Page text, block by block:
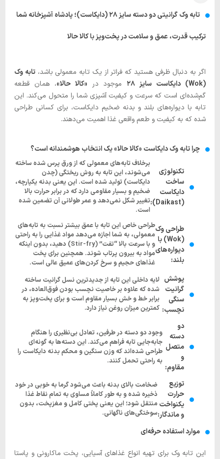
تابه وک گرانیتی دو دسته سایز ۲۸ (دایکاست)؛ پادشاه آشپزخانه شما
ترکیب قدرت، عمق و سلامت در پخت‌وپز با کالا حالا
اگر به دنبال ظرفی هستید که فراتر از یک تابه معمولی باشد،تابه وک
(Wok) دایکاست سایز ۲۸
موجود در «کالا حالا»، همان قطعه
گم‌شده‌ای است که سرعت و کیفیت آشپزی شما را متحول می‌کند. این
تابه با دیواره‌های بلند و بدنه ضخیم دایکاست، برای کسانی طراحی
شده که به کیفیت و طعم واقعی غذا اهمیت می‌دهند.
چرا تابه وک دایکاست «کالا حالا» یک انتخاب هوشمندانه است؟
تکنولوژی
ساخت
دایکاست
(Daikast):
برخلاف تابه‌های معمولی که از ورق پرس شده ساخته
می‌شوند، این تابه به روش ریختگی (چدن
دایکاست) تولید شده است. این یعنی بدنه یکپارچه،
ضخیم و بسیار مقاومی دارد که در برابر حرارت بالا
تغییر شکل نمی‌دهد و عمر طولانی آن تضمین شده
است.
طراحی وک
(Wok) با
دیواره‌های
بلند:
طراحی خاص این تابه با عمق بیشتر نسبت به تابه‌های
معمولی، به شما اجازه می‌دهد مواد غذایی را به راحتی
و با سرعت بالا “تفت” (Stir-fry) دهید، بدون اینکه
مواد به بیرون پرتاب شوند. همچنین برای پخت
غذاهای حجیم و سرخ کردن‌های عمیق عالی است.
پوشش
گرانیت
سنگی
نچسب:
لایه داخلی این تابه از جدیدترین نسل گرانیت ساخته
شده که علاوه بر خاصیت نچسب بودن فوق‌العاده، در
برابر خط و خش بسیار مقاوم است و برای پخت‌وپز به
کمترین میزان روغن نیاز دارد.
دو
دسته
متصل
و
مقاوم:
وجود دو دسته در طرفین، تعادل بی‌نظیری را هنگام
جابه‌جایی تابه فراهم می‌کند. این دسته‌ها به گونه‌ای
طراحی شده‌اند که وزن سنگین و محکم بدنه دایکاست را
به راحتی تحمل کنند.
توزیع
حرارت
یکنواخت
و ماندگار:
ضخامت بالای بدنه باعث می‌شود گرما به خوبی در خود
ذخیره شده و به طور کاملاً مساوی به تمام نقاط غذا
منتقل شود؛ این یعنی پختی کامل و مغزپخت، بدون
سوختگی‌های ناگهانی.
موارد استفاده حرفه‌ای
این تابه وک برای تهیه انواع غذاهای آسیایی، پخت ماکارونی و پاستا